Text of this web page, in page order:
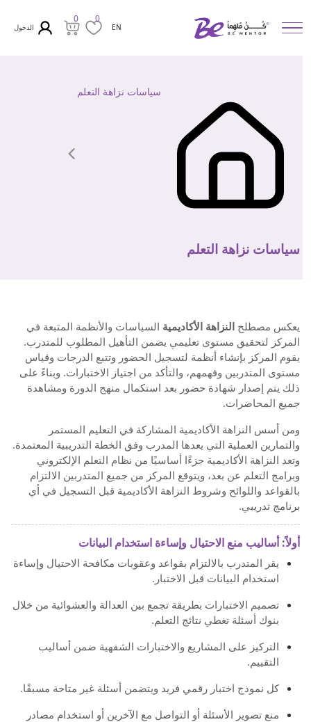
EN
0
0
الدخول
سياسات نزاهة التعلم
سياسات نزاهة التعلم
يعكس مصطلح النزاهة الأكاديمية السياسات والأنظمة المتبعة في
المركز لتحقيق مستوى تعليمي يضمن التأهيل المطلوب للمتدرب.
يقوم المركز بإنشاء أنظمة لتسجيل الحضور وتتبع الدرجات وقياس
مستوى المتدربين وفهمهم، والتأكد من اجتياز الاختبارات. وبناءً على
ذلك يتم إصدار شهادة حضور بعد استكمال منهج الدورة ومشاهدة
جميع المحاضرات.
ومن أسس النزاهة الأكاديمية المشاركة في التعليم المستمر
والتمارين العملية التي يعدها المدرب وفق الخطة التدريبية المعتمدة.
وتعد النزاهة الأكاديمية جزءًا أساسيًا من نظام التعلم الإلكتروني
وبرامج التعلم عن بعد، ويتوقع المركز من جميع المتدربين الالتزام
بالقواعد واللوائح وشروط النزاهة الأكاديمية قبل التسجيل في أي
برنامج تدريبي.
أولاً: أساليب منع الاحتيال وإساءة استخدام البيانات
يقر المتدرب بالالتزام بقواعد وعقوبات مكافحة الاحتيال وإساءة
استخدام البيانات قبل الاختبار.
تصميم الاختبارات بطريقة تجمع بين العدالة والعشوائية من خلال
بنوك أسئلة تغطي نتائج التعلم.
التركيز على المشاريع والاختبارات الشفهية ضمن أساليب
التقييم.
كل نموذج اختبار رقمي فريد ويتضمن أسئلة غير متاحة مسبقًا.
منع تصوير الأسئلة أو التواصل مع الآخرين أو استخدام مصادر